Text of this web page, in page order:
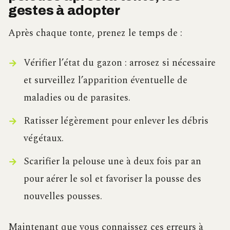
gestes à adopter
Après chaque tonte, prenez le temps de :
Vérifier l’état du gazon : arrosez si nécessaire
et surveillez l’apparition éventuelle de
maladies ou de parasites.
Ratisser légèrement pour enlever les débris
végétaux.
Scarifier la pelouse une à deux fois par an
pour aérer le sol et favoriser la pousse des
nouvelles pousses.